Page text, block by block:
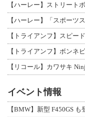
【ハーレー】ストリート
【トライアンフ】スピー
【リコール】カワサキ
イベント情報
【BMW】新型 F450GS